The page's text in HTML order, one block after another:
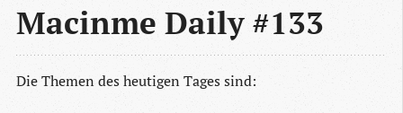
Macinme Daily #133
Die Themen des heutigen Tages sind: